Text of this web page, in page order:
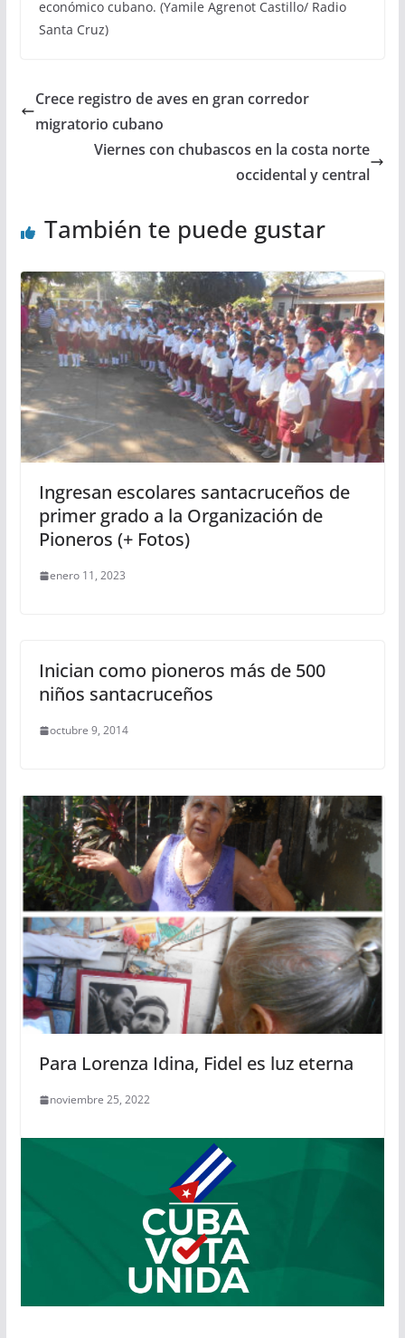
económico cubano. (Yamile Agrenot Castillo/ Radio
Santa Cruz)
Crece registro de aves en gran corredor
migratorio cubano
Viernes con chubascos en la costa norte
occidental y central
También te puede gustar
Ingresan escolares santacruceños de
primer grado a la Organización de
Pioneros (+ Fotos)
enero 11, 2023
Inician como pioneros más de 500
niños santacruceños
octubre 9, 2014
Para Lorenza Idina, Fidel es luz eterna
noviembre 25, 2022